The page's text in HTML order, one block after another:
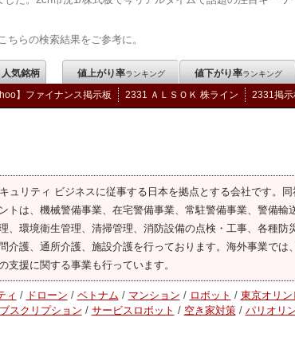
ちらの検索結果をご参考に。
気銘柄 値上がり率ランキング 値下がり率ランキング
】ファイナンス掲示板 2331 ＡＬＳＯＫ 株ライン 2331掲示
リティ ビジネスに従事する日本を拠点とする会社です。
トは、機械警備事業、在宅警備事業、常駐警備事業、警備輸
環境衛生管理、清掃管理、消防設備の点検・工事、各種防
介護、通所介護、施設介護を行っております。海外事業では
援に関する事業も行っています。
ィ / ドローン / ベトナム / マンション / ロボット / 東京オリン
スクリプション / サービスロボット / 空き家対策 / パリオリ